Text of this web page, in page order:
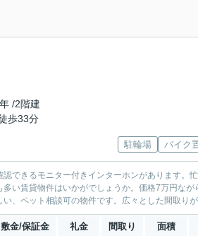
/2階建
歩33分
駐輪場 バイク
できるモニター付きインターホンがあります。
い賃貸物件はいかがでしょうか。価格7万円な
、ペット相談可の物件です。広々とした間取り
敷金/保証金 礼金 間取り 面積